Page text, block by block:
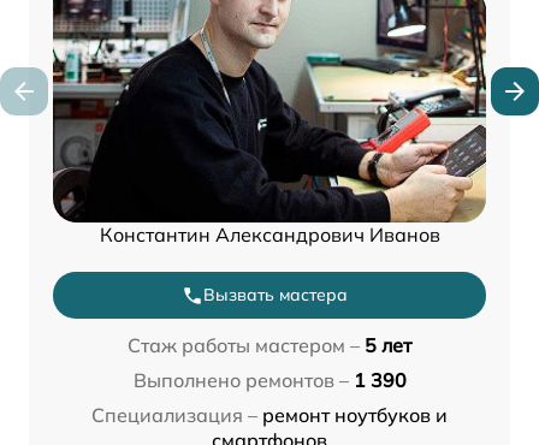
Константин Александрович Иванов
Вызвать мастера
Стаж работы мастером – 5 лет
Выполнено ремонтов – 1 390
Специализация – ремонт ноутбуков и